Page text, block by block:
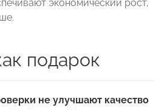
экономический рост,
подарок
не улучшают качество